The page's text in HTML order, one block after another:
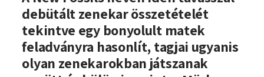
debütált zenekar összetételét
tekintve egy bonyolult matek
feladványra hasonlít, tagjai ugyanis
olyan zenekarokban játszanak